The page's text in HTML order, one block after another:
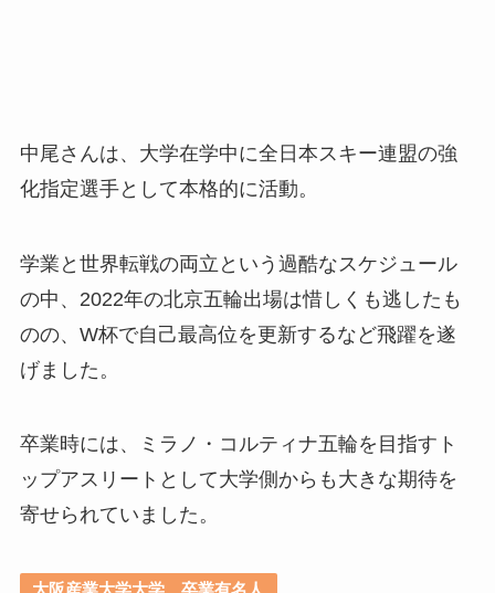
中尾さんは、大学在学中に全日本スキー連盟の強
化指定選手として本格的に活動。
学業と世界転戦の両立という過酷なスケジュール
の中、2022年の北京五輪出場は惜しくも逃したも
のの、W杯で自己最高位を更新するなど飛躍を遂
げました。
卒業時には、ミラノ・コルティナ五輪を目指すト
ップアスリートとして大学側からも大きな期待を
寄せられていました。
大阪産業大学大学 卒業有名人